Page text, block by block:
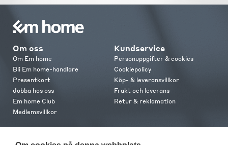
Om oss
Om Em home
Bli Em home-handlare
Presentkort
Jobba hos oss
Em home Club
Medlemsvillkor
Kundservice
Personuppgifter & cookies
Cookiepolicy
Köp- & leveransvillkor
Frakt och leverans
Retur & reklamation